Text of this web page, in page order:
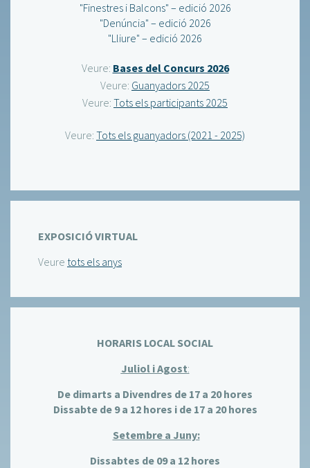
"Finestres i Balcons" – edició 2026
"Denúncia" – edició 2026
"Lliure" – edició 2026
Veure: Bases del Concurs 2026
Veure: Guanyadors 2025
Veure: Tots els participants 2025
Veure: Tots els guanyadors (2021 - 2025)
EXPOSICIÓ VIRTUAL
Veure tots els anys
HORARIS LOCAL SOCIAL
Juliol i Agost:
De dimarts a Divendres de 17 a 20 hores
Dissabte de 9 a 12 hores i de 17 a 20 hores
Setembre a Juny:
Dissabtes de 09 a 12 hores